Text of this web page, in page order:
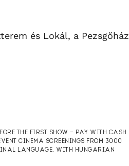
és Lokál, a Pezsgőház
THE FIRST SHOW — PAY WITH CASH
CINEMA SCREENINGS FROM 3000
LANGUAGE, WITH HUNGARIAN